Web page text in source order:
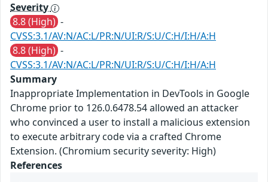
Severity
8.8 (High) -
CVSS:3.1/AV:N/AC:L/PR:N/UI:R/S:U/C:H/I:H/A:H
8.8 (High) -
CVSS:3.1/AV:N/AC:L/PR:N/UI:R/S:U/C:H/I:H/A:H
Summary
Inappropriate Implementation in DevTools in Google
Chrome prior to 126.0.6478.54 allowed an attacker
who convinced a user to install a malicious extension
to execute arbitrary code via a crafted Chrome
Extension. (Chromium security severity: High)
References